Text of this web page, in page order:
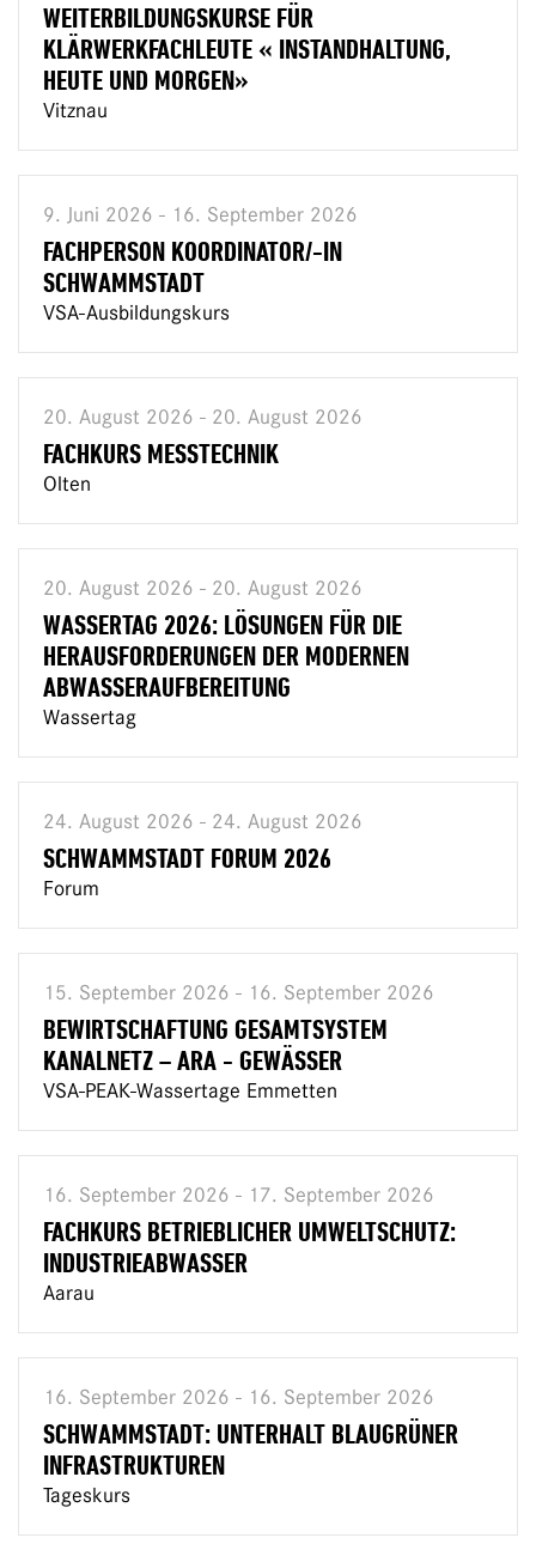
WEITERBILDUNGSKURSE FÜR
KLÄRWERKFACHLEUTE « INSTANDHALTUNG,
HEUTE UND MORGEN»
Vitznau
9. Juni 2026 - 16. September 2026
FACHPERSON KOORDINATOR/-IN
SCHWAMMSTADT
VSA-Ausbildungskurs
20. August 2026 - 20. August 2026
FACHKURS MESSTECHNIK
Olten
20. August 2026 - 20. August 2026
WASSERTAG 2026: LÖSUNGEN FÜR DIE
HERAUSFORDERUNGEN DER MODERNEN
ABWASSERAUFBEREITUNG
Wassertag
24. August 2026 - 24. August 2026
SCHWAMMSTADT FORUM 2026
Forum
15. September 2026 - 16. September 2026
BEWIRTSCHAFTUNG GESAMTSYSTEM
KANALNETZ – ARA - GEWÄSSER
VSA-PEAK-Wassertage Emmetten
16. September 2026 - 17. September 2026
FACHKURS BETRIEBLICHER UMWELTSCHUTZ:
INDUSTRIEABWASSER
Aarau
16. September 2026 - 16. September 2026
SCHWAMMSTADT: UNTERHALT BLAUGRÜNER
INFRASTRUKTUREN
Tageskurs